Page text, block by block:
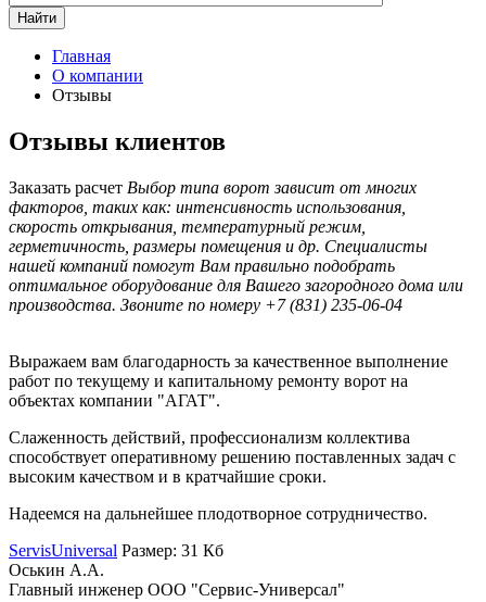
Найти
Главная
О компании
Отзывы
Отзывы клиентов
Заказать расчет Выбор типа ворот зависит от многих
факторов, таких как: интенсивность использования,
скорость открывания, температурный режим,
герметичность, размеры помещения и др. Специалисты
нашей компаний помогут Вам правильно подобрать
оптимальное оборудование для Вашего загородного дома или
производства. Звоните по номеру +7 (831) 235-06-04
Выражаем вам благодарность за качественное выполнение
работ по текущему и капитальному ремонту ворот на
объектах компании "АГАТ".
Слаженность действий, профессионализм коллектива
способствует оперативному решению поставленных задач с
высоким качеством и в кратчайшие сроки.
Надеемся на дальнейшее плодотворное сотрудничество.
ServisUniversal Размер: 31 Кб
Оськин А.А.
Главный инженер ООО "Сервис-Универсал"